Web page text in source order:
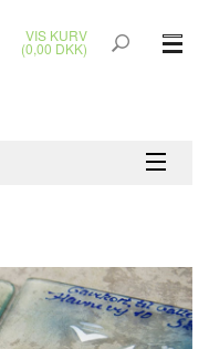
VIS KURV
(0,00 DKK)